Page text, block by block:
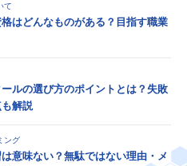
て
はどんなものがある？目指す職業
ルの選び方のポイントとは？失敗
解説
ング
意味ない？無駄ではない理由・メ